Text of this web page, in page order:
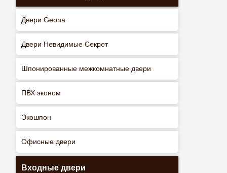
Двери Geona
Двери Невидимые Секрет
Шпонированные межкомнатные двери
ПВХ эконом
Экошпон
Офисные двери
Входные двери